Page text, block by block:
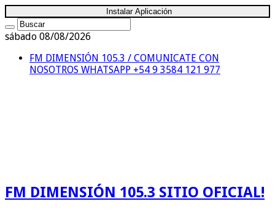
Instalar Aplicación
sábado 08/08/2026
FM DIMENSIÓN 105.3 / COMUNICATE CON
NOSOTROS WHATSAPP +54 9 3584 121 977
FM DIMENSIÓN 105.3 SITIO OFICIAL!